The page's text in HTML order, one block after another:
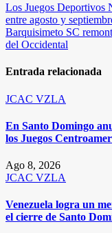
Navegación
de
entradas
Los Juegos Deportivos
entre agosto y
Barquisimeto SC
del Occidental
Entrada relacionada
JCAC VZLA
En Santo Domingo
los Juegos
Ago 8, 2026
JCAC VZLA
Venezuela logra un
el cierre de Santo